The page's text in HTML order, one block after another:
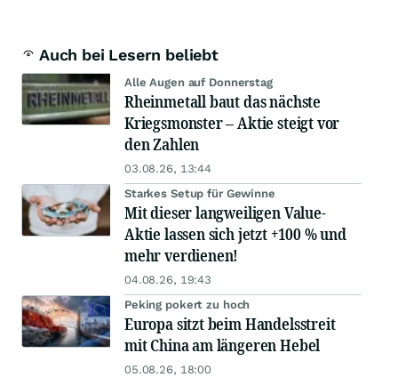
Auch bei Lesern beliebt
Alle Augen auf Donnerstag
Rheinmetall baut das nächste
Kriegsmonster – Aktie steigt vor
den Zahlen
03.08.26, 13:44
Starkes Setup für Gewinne
Mit dieser langweiligen Value-
Aktie lassen sich jetzt +100 % und
mehr verdienen!
04.08.26, 19:43
Peking pokert zu hoch
Europa sitzt beim Handelsstreit
mit China am längeren Hebel
05.08.26, 18:00